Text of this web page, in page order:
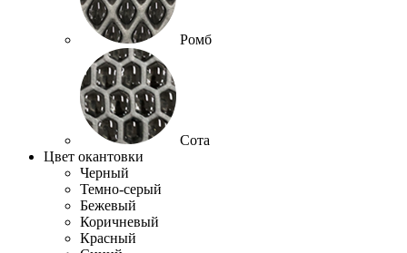
Ромб
Сота
Цвет окантовки
Черный
Темно-серый
Бежевый
Коричневый
Красный